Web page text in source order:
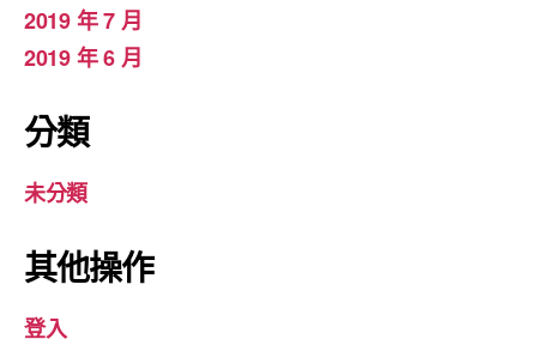
2019 年 7 月
2019 年 6 月
分類
未分類
其他操作
登入